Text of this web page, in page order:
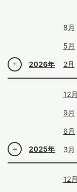
2026年
8月
5月
2月
2025年
12月
9月
6月
3月
12月